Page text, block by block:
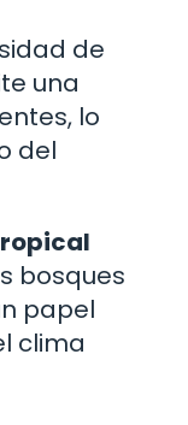
de
una
lo
del
bosques
papel
clima